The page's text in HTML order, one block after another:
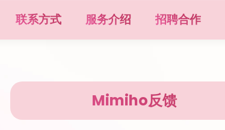
联系方式 服务介绍 招聘合作
Mimiho反馈